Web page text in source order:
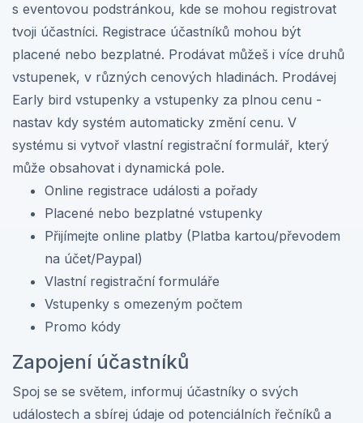
s eventovou podstránkou, kde se mohou registrovat
tvoji účastníci. Registrace účastníků mohou být
placené nebo bezplatné. Prodávat můžeš i více druhů
vstupenek, v různých cenových hladinách. Prodávej
Early bird vstupenky a vstupenky za plnou cenu -
nastav kdy systém automaticky změní cenu. V
systému si vytvoř vlastní registrační formulář, který
může obsahovat i dynamická pole.
Online registrace události a pořady
Placené nebo bezplatné vstupenky
Přijímejte online platby (Platba kartou/převodem
na účet/Paypal)
Vlastní registrační formuláře
Vstupenky s omezeným počtem
Promo kódy
Zapojení účastníků
Spoj se se světem, informuj účastníky o svých
událostech a sbírej údaje od potenciálních řečníků a